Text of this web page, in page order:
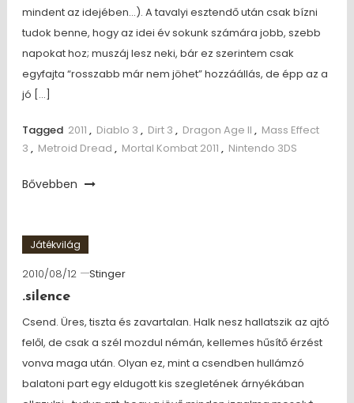
mindent az idejében…). A tavalyi esztendő után csak bízni
tudok benne, hogy az idei év sokunk számára jobb, szebb
napokat hoz; muszáj lesz neki, bár ez szerintem csak
egyfajta “rosszabb már nem jöhet” hozzáállás, de épp az a
jó […]
Tagged 2011 , Diablo 3 , Dirt 3 , Dragon Age II , Mass Effect
3 , Metroid Dread , Mortal Kombat 2011 , Nintendo 3DS
Bővebben
Játékvilág
2010/08/12
Stinger
.silence
Csend. Üres, tiszta és zavartalan. Halk nesz hallatszik az ajtó
felől, de csak a szél mozdul némán, kellemes hűsítő érzést
vonva maga után. Olyan ez, mint a csendben hullámzó
balatoni part egy eldugott kis szegletének árnyékában